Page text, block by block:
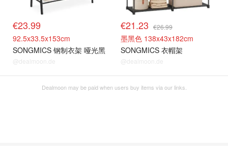
€23.99
92.5x33.5x153cm
SONGMICS 钢制衣架 哑光黑
@dealmoon.de
€21.23 €26.99
墨黑色 138x43x182cm
SONGMICS 衣帽架
@dealmoon.de
Dealmoon may be paid when users buy items via our links.